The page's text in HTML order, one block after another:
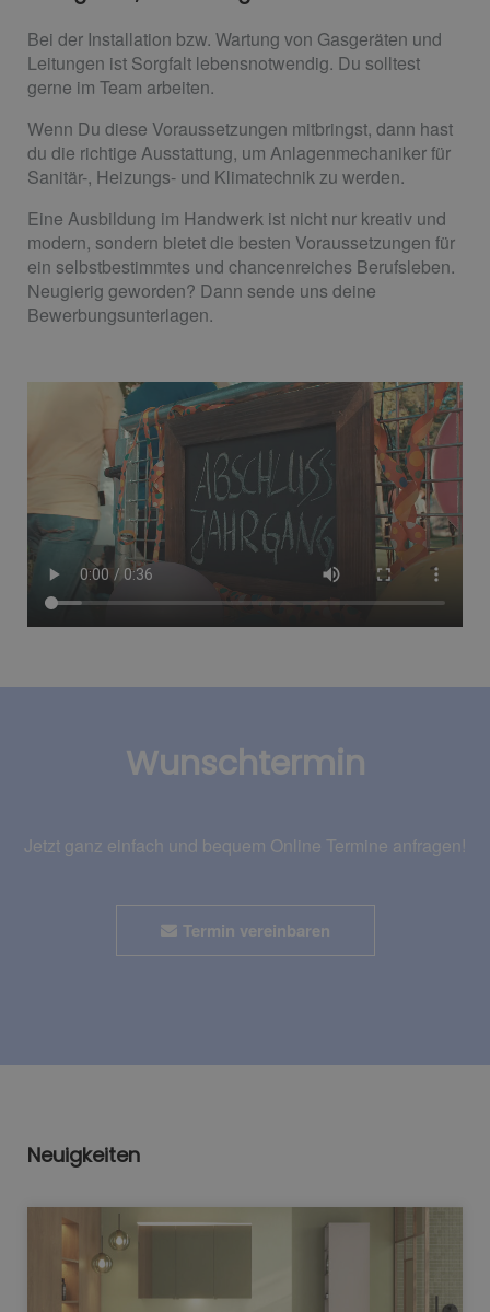
Bei der Installation bzw. Wartung von Gasgeräten und
Leitungen ist Sorgfalt lebensnotwendig. Du solltest
gerne im Team arbeiten.
Wenn Du diese Voraussetzungen mitbringst, dann hast
du die richtige Ausstattung, um Anlagenmechaniker für
Sanitär-, Heizungs- und Klimatechnik zu werden.
Eine Ausbildung im Handwerk ist nicht nur kreativ und
modern, sondern bietet die besten Voraussetzungen für
ein selbstbestimmtes und chancenreiches Berufsleben.
Neugierig geworden? Dann sende uns deine
Bewerbungsunterlagen.
Wunschtermin
Jetzt ganz einfach und bequem Online Termine anfragen!
Termin vereinbaren
Neuigkeiten